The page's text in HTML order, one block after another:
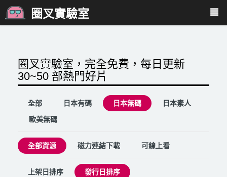
圈叉實驗室
圈叉實驗室，完全免費，每日更新
30~50 部熱門好片
全部 日本有碼 日本無碼
日本素人
歐美無碼
全部資源 磁力連結下載 可線上看
上架日排序 發行日排序